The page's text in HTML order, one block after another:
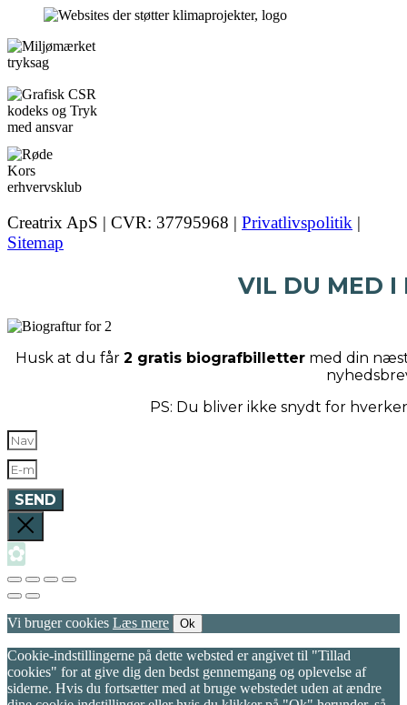
Creatrix ApS | CVR: 37795968 | Privatlivspolitik |
Sitemap
VIL DU MED I
Husk at du får 2 gratis biografbillettermed din
PS: Du bliver ikke snydt for
SEND
✿
Vi bruger cookies Læs mere Ok
Cookie-indstillingerne på dette websted er angivet til "Tillad
cookies" for at give dig den bedst gennemgang og oplevelse af
siderne. Hvis du fortsætter med at bruge webstedet uden at ændre